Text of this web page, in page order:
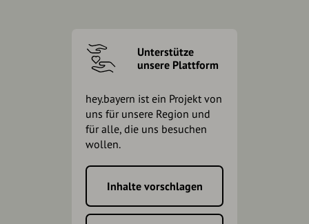
Unterstütze
unsere Plattform
hey.bayern ist ein Projekt von
uns für unsere Region und
für alle, die uns besuchen
wollen.
Inhalte vorschlagen